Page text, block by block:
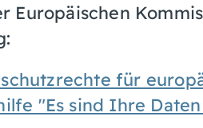
Europäischen
für
"Es sind Ihre